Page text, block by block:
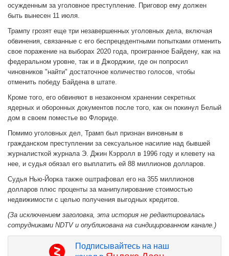
осужденным за уголовное преступление. Приговор ему должен
быть вынесен 11 июля.
Трампу грозят еще три незавершенных уголовных дела, включая
обвинения, связанные с его беспрецедентными попытками отменить
свое поражение на выборах 2020 года, проигранное Байдену, как на
федеральном уровне, так и в Джорджии, где он попросил
чиновников "найти" достаточное количество голосов, чтобы
отменить победу Байдена в штате.
Кроме того, его обвиняют в незаконном хранении секретных
ядерных и оборонных документов после того, как он покинул Белый
дом в своем поместье во Флориде.
Помимо уголовных дел, Трамп был признан виновным в
гражданском преступлении за сексуальное насилие над бывшей
журналисткой журнала Э. Джин Кэрролл в 1996 году и клевету на
нее, и судья обязал его выплатить ей 88 миллионов долларов.
Судья Нью-Йорка также оштрафовал его на 355 миллионов
долларов плюс проценты за манипулирование стоимостью
недвижимости с целью получения выгодных кредитов.
(За исключением заголовка, эта история не редактировалась
сотрудниками NDTV и опубликована на синдицированном канале.)
Подписывайтесь на наш